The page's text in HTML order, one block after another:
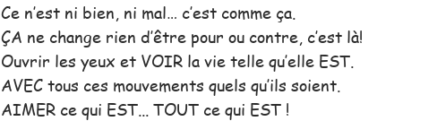
Ce n’est ni bien, ni mal… c’est comme ça.
ÇA ne change rien d’être pour ou contre, c’est là!
Ouvrir les yeux et VOIR la vie telle qu’elle EST.
AVEC tous ces mouvements quels qu’ils soient.
AIMER ce qui EST... TOUT ce qui EST !